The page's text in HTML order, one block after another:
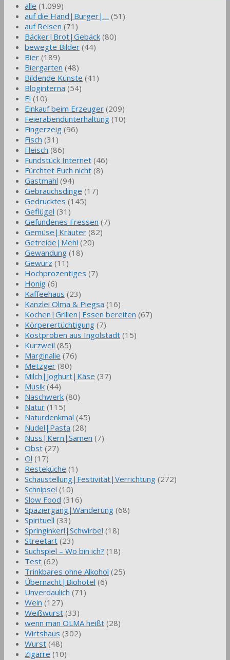
alle (1.099)
auf die Hand|Burger|… (51)
auf Reisen (71)
Bäcker|Brot|Gebäck (80)
bewegte Bilder (44)
Bier (189)
Biergarten (48)
Bildende Künste (41)
Bloginterna (54)
Ei (10)
Einkauf beim Erzeuger (209)
Feierabendunterhaltung (10)
Fingerzeig (96)
Fisch (31)
Fleisch (86)
Fundstück Internet (46)
Fürchtet Euch nicht (8)
Gastmahl (94)
Gebrauchsdinge (17)
Gedrucktes (145)
Geflügel (31)
Gefundenes Fressen (7)
Gemüse|Kräuter (82)
Getreide|Mehl (20)
Gewandung (18)
Gewürz (11)
Hochprozentiges (7)
Honig (6)
Kaffeehaus (23)
Kanzlei Olma & Piegsa (16)
Kochen|Grillen|Essen bereiten (67)
Körperertüchtigung (7)
Kostproben aus Ingolstadt (15)
Kurzweil (85)
Marginalie (76)
Metzger (80)
Milch|Joghurt|Käse (37)
Musik (44)
Naschwerk (80)
Natur (115)
Naturdenkmal (45)
Nudel|Pasta (28)
Nuss|Kern|Samen (7)
Obst (27)
Öl (17)
Resteküche (1)
Schaustellung|Festivität|Verrichtung (272)
Schnipsel (10)
Slow Food (316)
Spaziergang|Wanderung (68)
Spirituell (33)
Springinkerl|Schwirbel (18)
Streetart (23)
Suchspiel – Wo bin ich? (18)
Test (62)
Trinkbares ohne Alkohol (25)
Übernacht|Biohotel (6)
Unverdaulich (71)
Wein (127)
Weißwurst (33)
wenn man OLMA heißt (28)
Wirtshaus (302)
Wurst (48)
Zigarre (10)